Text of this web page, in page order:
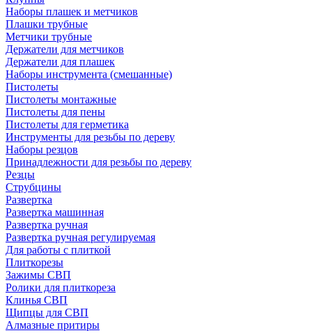
Наборы плашек и метчиков
Плашки трубные
Метчики трубные
Держатели для метчиков
Держатели для плашек
Наборы инструмента (смешанные)
Пистолеты
Пистолеты монтажные
Пистолеты для пены
Пистолеты для герметика
Инструменты для резьбы по дереву
Наборы резцов
Принадлежности для резьбы по дереву
Резцы
Струбцины
Развертка
Развертка машинная
Развертка ручная
Развертка ручная регулируемая
Для работы с плиткой
Плиткорезы
Зажимы СВП
Ролики для плиткореза
Клинья СВП
Щипцы для СВП
Алмазные притиры